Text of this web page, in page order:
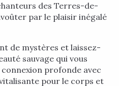
des Terres-de-
par le plaisir inégalé
de mystères et laissez-
sauvage qui vous
profonde avec
pour le corps et